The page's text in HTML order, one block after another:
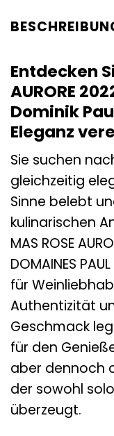
Entdecken
AURORE
Dominik
Eleganz
Sie suchen
gleichzeitig
Sinne belebt
kulinarischen
MAS ROSE
DOMAINES
für
Authentizität
Geschmack
für den
aber dennoch
der sowohl
überzeugt.